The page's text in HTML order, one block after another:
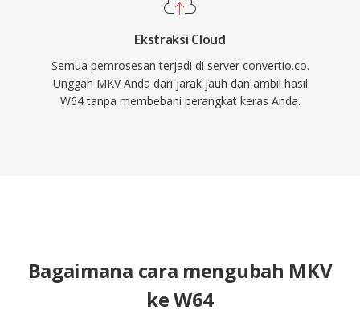
Ekstraksi Cloud
Semua pemrosesan terjadi di server convertio.co.
Unggah MKV Anda dari jarak jauh dan ambil hasil
W64 tanpa membebani perangkat keras Anda.
Bagaimana cara mengubah MKV
ke W64